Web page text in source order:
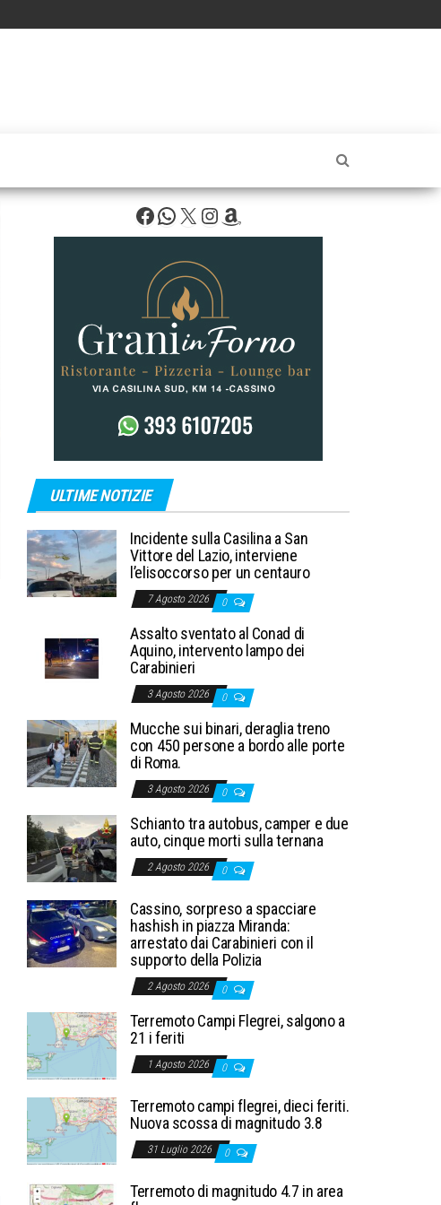
Facebook
WhatsApp
X Instagram
Amazon
ULTIME NOTIZIE
Incidente sulla Casilina a San
Vittore del Lazio, interviene
l’elisoccorso per un centauro
7 Agosto 2026 0
Assalto sventato al Conad di
Aquino, intervento lampo dei
Carabinieri
3 Agosto 2026 0
Mucche sui binari, deraglia treno
con 450 persone a bordo alle porte
di Roma.
3 Agosto 2026 0
Schianto tra autobus, camper e due
auto, cinque morti sulla ternana
2 Agosto 2026 0
Cassino, sorpreso a spacciare
hashish in piazza Miranda:
arrestato dai Carabinieri con il
supporto della Polizia
2 Agosto 2026 0
Terremoto Campi Flegrei, salgono a
21 i feriti
1 Agosto 2026 0
Terremoto campi flegrei, dieci feriti.
Nuova scossa di magnitudo 3.8
31 Luglio 2026 0
Terremoto di magnitudo 4.7 in area